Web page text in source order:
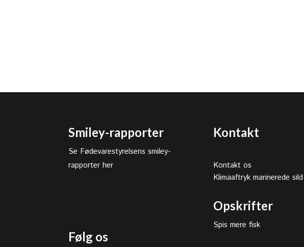
Smiley-rapporter
Se Fødevarestyrelsens smiley-
rapporter her
Følg os
Kontakt
Kontakt os
Klimaaftryk marinerede sild
Opskrifter
Spis mere fisk